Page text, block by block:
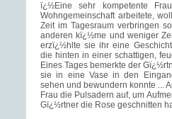
ï¿½Eine sehr kompetente
Wohngemeinschaft arbeitete,
Zeit im Tagesraum verbringen
anderen kï¿½me und weniger
erzï¿½hlte sie ihr eine
die hinten in einer schattigen,
Eines Tages bemerkte der
sie in eine Vase in den
sehen und bewundern konnte ...
Frau die Pulsadern auf, um
Gï¿½rtner die Rose geschnitten